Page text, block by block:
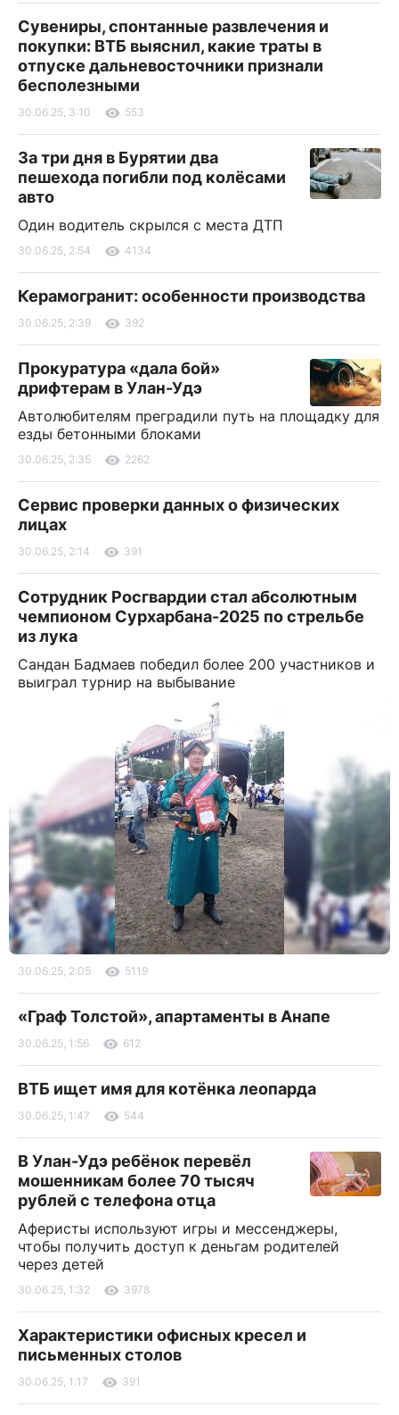
Сувениры, спонтанные развлечения и
покупки: ВТБ выяснил, какие траты в
отпуске дальневосточники признали
бесполезными
30.06.25, 3:10 553
За три дня в Бурятии два
пешехода погибли под колёсами
авто
Один водитель скрылся с места ДТП
30.06.25, 2:54 4134
Керамогранит: особенности производства
30.06.25, 2:39 392
Прокуратура «дала бой»
дрифтерам в Улан-Удэ
Автолюбителям преградили путь на площадку для
езды бетонными блоками
30.06.25, 2:35 2262
Сервис проверки данных о физических
лицах
30.06.25, 2:14 391
Сотрудник Росгвардии стал абсолютным
чемпионом Сурхарбана-2025 по стрельбе
из лука
Сандан Бадмаев победил более 200 участников и
выиграл турнир на выбывание
30.06.25, 2:05 5119
«Граф Толстой», апартаменты в Анапе
30.06.25, 1:56 612
ВТБ ищет имя для котёнка леопарда
30.06.25, 1:47 544
В Улан-Удэ ребёнок перевёл
мошенникам более 70 тысяч
рублей с телефона отца
Аферисты используют игры и мессенджеры,
чтобы получить доступ к деньгам родителей
через детей
30.06.25, 1:32 3978
Характеристики офисных кресел и
письменных столов
30.06.25, 1:17 391